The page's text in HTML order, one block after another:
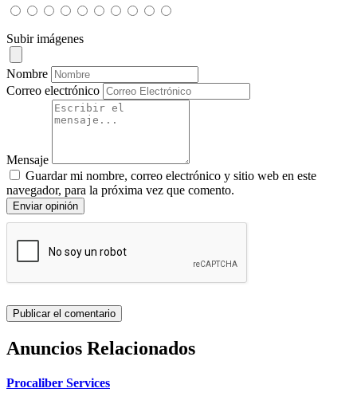
Subir imágenes
Nombre
Correo electrónico
Mensaje
Guardar mi nombre, correo electrónico y sitio web en este
navegador, para la próxima vez que comento.
Enviar opinión
Anuncios Relacionados
Procaliber Services